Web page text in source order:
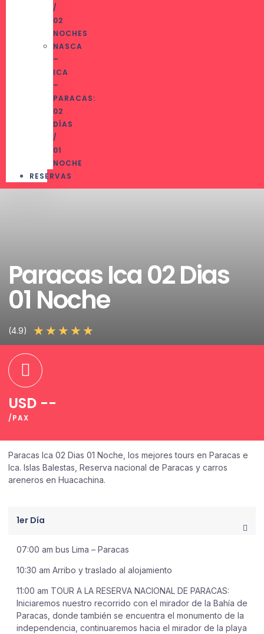
/
02
NOCHES
NASCA
–
ICA
–
PARACAS:
02
DÍAS
/
01
NOCHE
RESERVAS
Paracas Ica 02 Dias
01 Noche
(4.9) ★ ★ ★ ★ ★
USD --
/PAX
Paracas Ica 02 Dias 01 Noche, los mejores tours en Paracas e
Ica. Islas Balestas, Reserva nacional de Paracas y carros
areneros en Huacachina.
1er Día
07:00 am bus Lima – Paracas
10:30 am Arribo y traslado al alojamiento
11:00 am TOUR A LA RESERVA NACIONAL DE PARACAS:
Iniciaremos nuestro recorrido con el mirador de la Bahía de
Paracas, donde también se encuentra el monumento de la
independencia, continuaremos hacia el mirador de la playa